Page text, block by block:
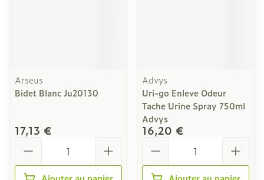
Arseus
Bidet Blanc Ju20130
17,13 €
Advys
Uri-go Enleve Odeur
Tache Urine Spray 750ml
Advys
16,20 €